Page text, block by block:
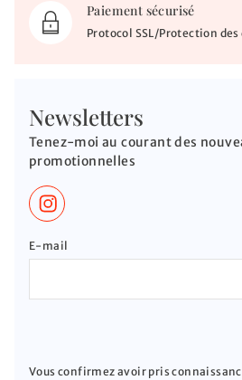
Paiement sécurisé
Protocol SSL/Protection des
Newsletters
Tenez-moi au courant des
promotionnelles
E-mail
Vous confirmez avoir pris